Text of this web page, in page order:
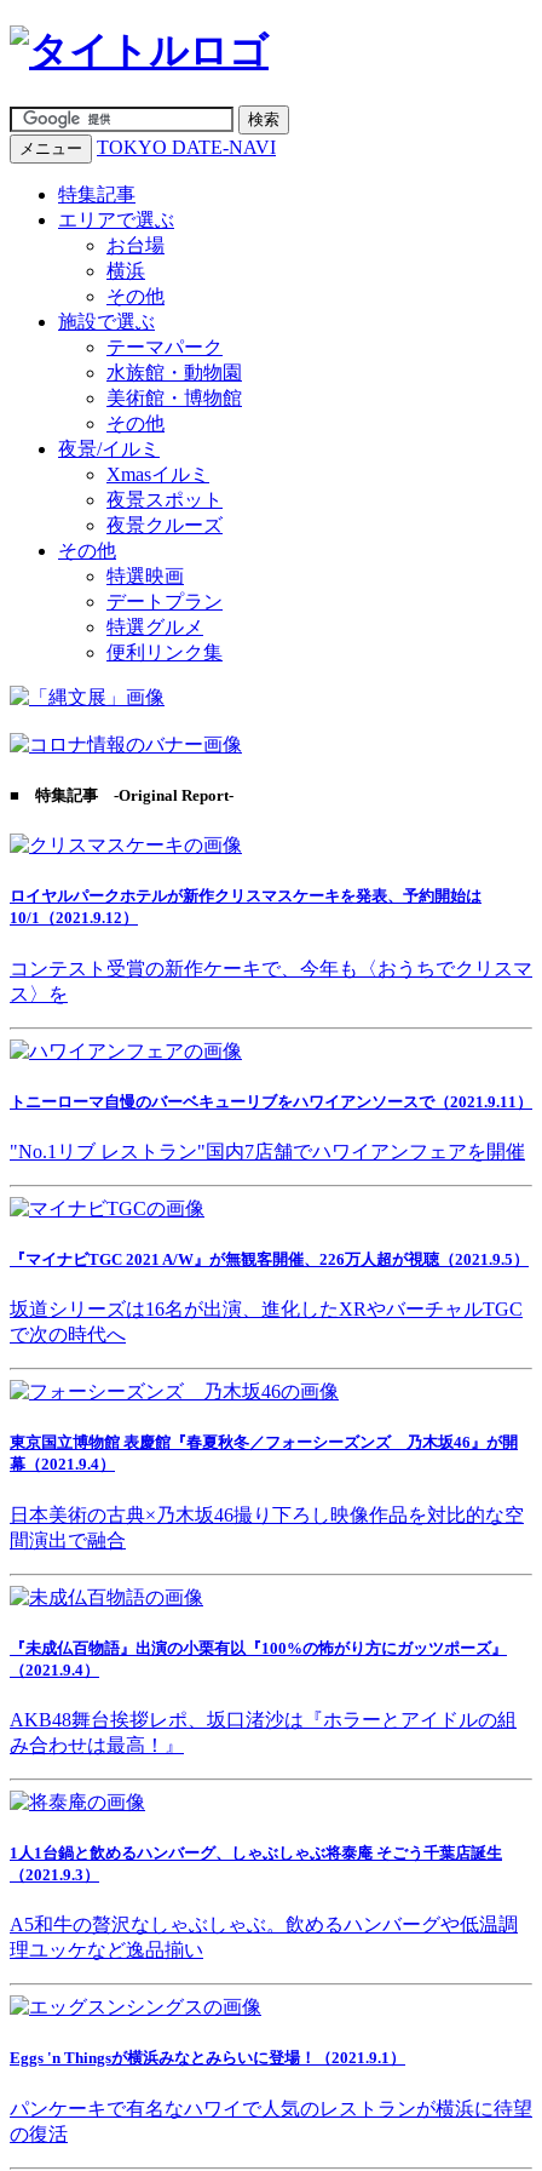
メニュー TOKYO DATE-NAVI
特集記事
エリアで選ぶ
お台場
横浜
その他
施設で選ぶ
テーマパーク
水族館・動物園
美術館・博物館
その他
夜景/イルミ
Xmasイルミ
夜景スポット
夜景クルーズ
その他
特選映画
デートプラン
特選グルメ
便利リンク集
■ 特集記事 -Original Report-
ロイヤルパークホテルが新作クリスマスケーキを発表、予約開始は
10/1（2021.9.12）
コンテスト受賞の新作ケーキで、今年も〈おうちでクリスマ
ス〉を
トニーローマ自慢のバーベキューリブをハワイアンソースで（2021.9.11）
"No.1リブ レストラン"国内7店舗でハワイアンフェアを開催
『マイナビTGC 2021 A/W』が無観客開催、226万人超が視聴（2021.9.5）
坂道シリーズは16名が出演、進化したXRやバーチャルTGC
で次の時代へ
東京国立博物館 表慶館『春夏秋冬／フォーシーズンズ 乃木坂46』が開
幕（2021.9.4）
日本美術の古典×乃木坂46撮り下ろし映像作品を対比的な空
間演出で融合
『未成仏百物語』出演の小栗有以『100%の怖がり方にガッツポーズ』
（2021.9.4）
AKB48舞台挨拶レポ、坂口渚沙は『ホラーとアイドルの組
み合わせは最高！』
1人1台鍋と飲めるハンバーグ、しゃぶしゃぶ将泰庵 そごう千葉店誕生
（2021.9.3）
A5和牛の贅沢なしゃぶしゃぶ。飲めるハンバーグや低温調
理ユッケなど逸品揃い
Eggs 'n Thingsが横浜みなとみらいに登場！（2021.9.1）
パンケーキで有名なハワイで人気のレストランが横浜に待望
の復活